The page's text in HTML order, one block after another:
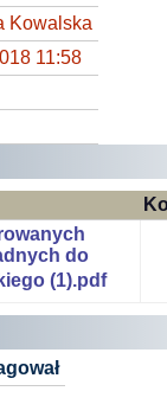
Kowalska
11:58
do
(1).pdf